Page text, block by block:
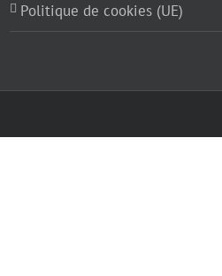
Politique de cookies (UE)